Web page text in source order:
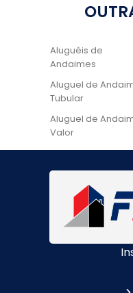
Aluguéis de
Andaimes
Aluguel de
Tubular
Aluguel de
Valor
Aluguel de
Locação de
Preço
Locação de